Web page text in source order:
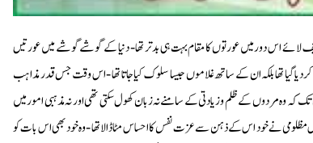
لائے اس دور میں عورتوں کا مقام بہت ہی بدتر تھا - دنیا کے گوشے گوشے میں عورتیں
گیا تھا بلکہ ان کے ساتھ غلاموں جیسا سلوک کیا جاتا تھا - اس وقت جس قدر مذاہب
کہ وہ مردوں کے ظلم وزیادتی کے سامنے نہ زبان کھول سکتی تھی اور نہ مذہبی امور میں
مظلومی نے خود اس کے ذہن سے عزت نفس کا احساس مٹا ڈالا تھا - وہ خود بھی اس بات کو